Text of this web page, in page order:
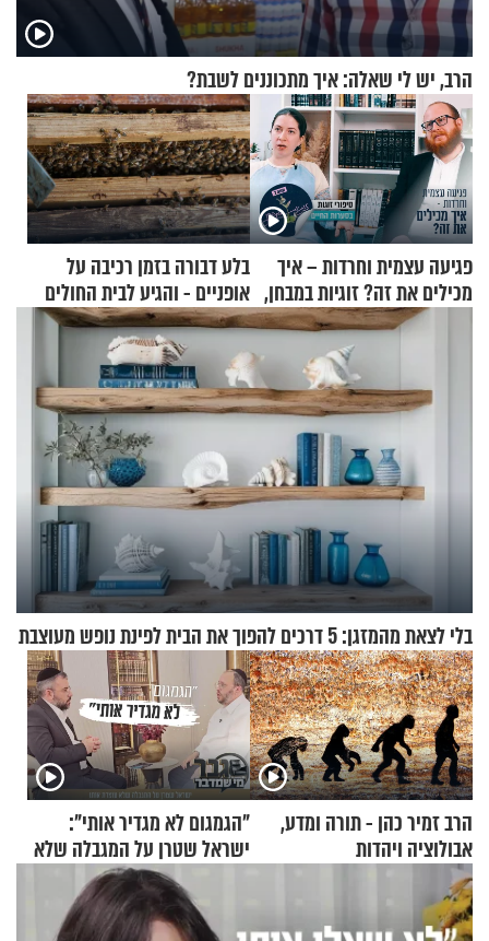
הרב, יש לי שאלה: איך מתכוננים לשבת?
פגיעה עצמית וחרדות – איך
מכילים את זה? זוגיות במבחן,
הפעם עם יהודית ואלתר כהן
בלע דבורה בזמן רכיבה על
אופניים - והגיע לבית החולים
במצב מסכן חיים
בלי לצאת מהמזגן: 5 דרכים להפוך את הבית לפינת נופש מעוצבת
הרב זמיר כהן - תורה ומדע,
אבולוציה ויהדות
"הגמגום לא מגדיר אותי":
ישראל שטרן על המגבלה שלא
עוצרת אותו